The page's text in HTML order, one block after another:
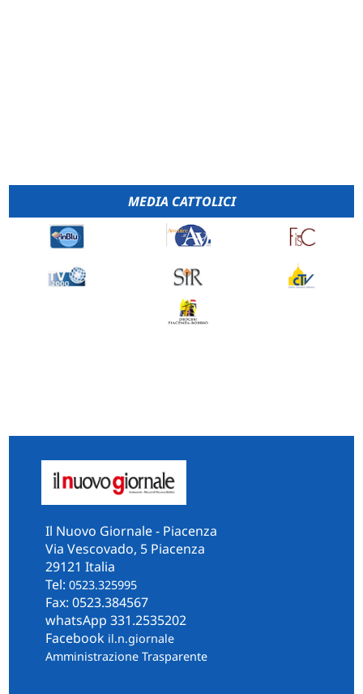
MEDIA CATTOLICI
Il Nuovo Giornale - Piacenza
Via Vescovado, 5 Piacenza
29121 Italia
Tel: 0523.325995
Fax: 0523.384567
whatsApp 331.2535202
Facebook il.n.giornale
Amministrazione Trasparente